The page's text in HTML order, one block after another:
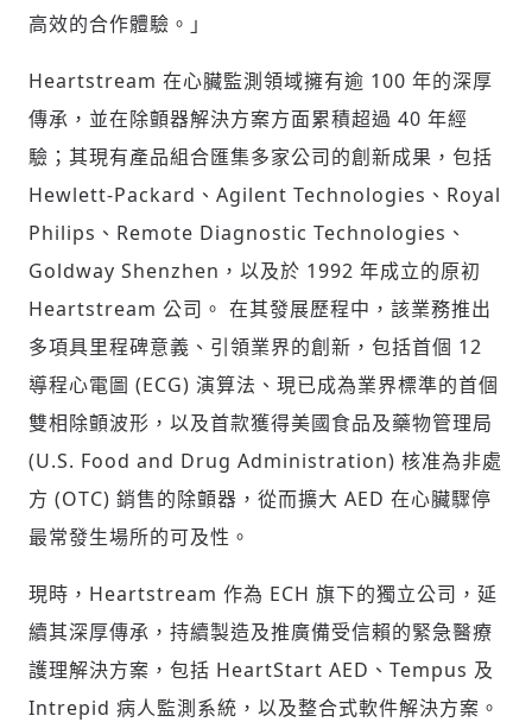
高效的合作體驗。」
Heartstream 在心臟監測領域擁有逾 100 年的深厚
傳承，並在除顫器解決方案方面累積超過 40 年經
驗；其現有產品組合匯集多家公司的創新成果，包括
Hewlett-Packard、Agilent Technologies、Royal
Philips、Remote Diagnostic Technologies、
Goldway Shenzhen，以及於 1992 年成立的原初
Heartstream 公司。 在其發展歷程中，該業務推出
多項具里程碑意義、引領業界的創新，包括首個 12
導程心電圖 (ECG) 演算法、現已成為業界標準的首個
雙相除顫波形，以及首款獲得美國食品及藥物管理局
(U.S. Food and Drug Administration) 核准為非處
方 (OTC) 銷售的除顫器，從而擴大 AED 在心臟驟停
最常發生場所的可及性。
現時，Heartstream 作為 ECH 旗下的獨立公司，延
續其深厚傳承，持續製造及推廣備受信賴的緊急醫療
護理解決方案，包括 HeartStart AED、Tempus 及
Intrepid 病人監測系統，以及整合式軟件解決方案。